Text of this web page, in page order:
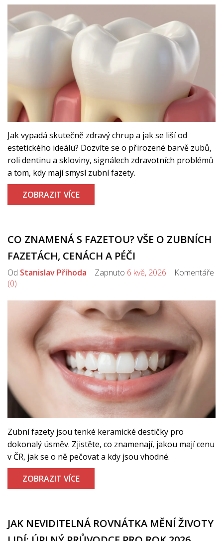
Jak vypadá skutečně zdravý chrup a jak se liší od
estetického ideálu? Dozvíte se o přirozené barvě zubů,
roli dentinu a skloviny, signálech zdravotních problémů
a tom, kdy mají smysl zubní fazety.
ZOBRAZIT VÍCE
CO ZNAMENÁ S FAZETOU? VŠE O ZUBNÍCH
FAZETÁCH, CENÁCH A PÉČI
Od Stanislav Příhoda Zapnuto 6 kvě, 2026 Komentáře
(0)
Zubní fazety jsou tenké keramické destičky pro
dokonalý úsměv. Zjistěte, co znamenají, jakou mají cenu
v ČR, jak se o ně pečovat a kdy jsou vhodné.
ZOBRAZIT VÍCE
JAK NEVIDITELNÁ ROVNÁTKA MĚNÍ ŽIVOTY